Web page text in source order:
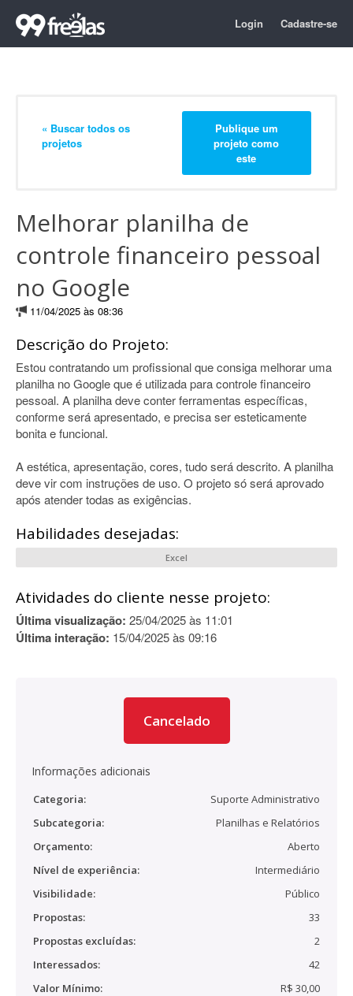
Login Cadastre-se
« Buscar todos os
projetos
Publique um
projeto como
este
Melhorar planilha de
controle financeiro pessoal
no Google
11/04/2025 às 08:36
Descrição do Projeto:
Estou contratando um profissional que consiga melhorar uma
planilha no Google que é utilizada para controle financeiro
pessoal. A planilha deve conter ferramentas específicas,
conforme será apresentado, e precisa ser esteticamente
bonita e funcional.
A estética, apresentação, cores, tudo será descrito. A planilha
deve vir com instruções de uso. O projeto só será aprovado
após atender todas as exigências.
Habilidades desejadas:
Excel
Atividades do cliente nesse projeto:
Última visualização: 25/04/2025 às 11:01
Última interação: 15/04/2025 às 09:16
Cancelado
Informações adicionais
Categoria:
Suporte Administrativo
Subcategoria:
Planilhas e Relatórios
Orçamento:
Aberto
Nível de experiência:
Intermediário
Visibilidade:
Público
Propostas:
33
Propostas excluídas:
2
Interessados:
42
Valor Mínimo:
R$ 30,00